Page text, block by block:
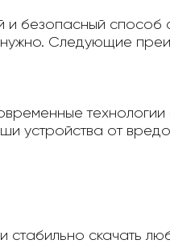
и безопасный способ
нужно. Следующие
технологии
устройства от
стабильно скачать